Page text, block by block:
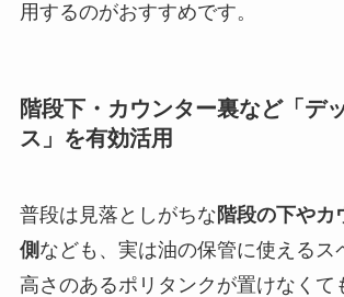
用するのがおすすめです。
階段下・カウンター裏など「デ
ス」を有効活用
普段は見落としがちな階段の下やカ
側 なども、実は油の保管に使えるス
高さのあるポリタンクが置けなくて